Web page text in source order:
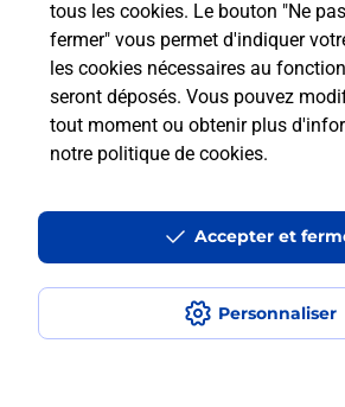
tous les cookies. Le bouton "Ne
fermer" vous permet d'indiquer
les cookies nécessaires au
seront déposés. Vous pouvez
tout moment ou obtenir plus
notre politique de cookies.
Personnaliser
Accepter et
avec La Poste Mobile ?
Est-ce que je peux utiliser
à l’étranger avec La Poste
en plusieurs fois avec La
Est-ce que je peux assurer
iPhone ?